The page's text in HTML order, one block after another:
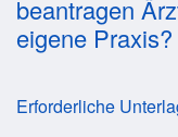
beantragen
eigene Praxis?
Erforderliche